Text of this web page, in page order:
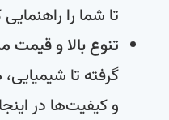
تا شما را راهنمایی
تنوع بالا و قیمت
گرفته تا شیمیایی،
و کیفیت‌ها در